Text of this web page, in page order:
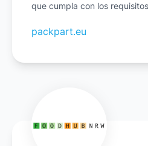
que cumpla con los
packpart.eu